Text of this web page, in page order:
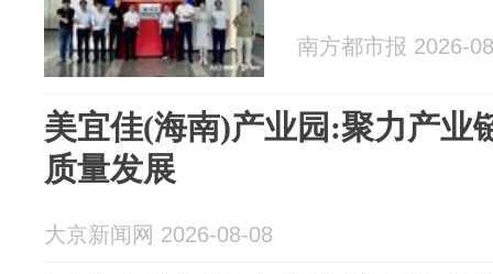
南方都市报 2026-
美宜佳(海南)产业园:聚力产业
质量发展
大京新闻网 2026-08-08